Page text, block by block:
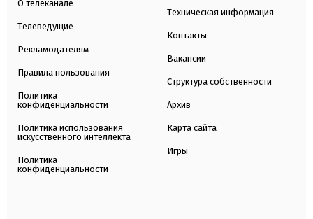
О телеканале
Телеведущие
Рекламодателям
Правила пользования
Политика
конфиденциальности
Политика использования
искусственного интеллекта
Политика
конфиденциальности
Техническая информация
Контакты
Вакансии
Структура собственности
Архив
Карта сайта
Игры